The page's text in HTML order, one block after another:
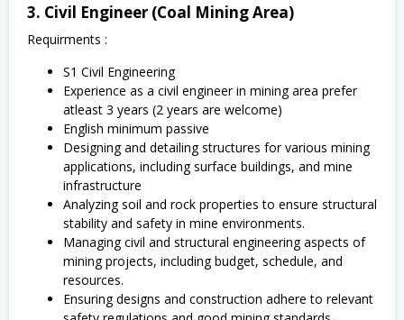
3. Civil Engineer (Coal Mining Area)
Requirments :
S1 Civil Engineering
Experience as a civil engineer in mining area prefer
atleast 3 years (2 years are welcome)
English minimum passive
Designing and detailing structures for various mining
applications, including surface buildings, and mine
infrastructure
Analyzing soil and rock properties to ensure structural
stability and safety in mine environments.
Managing civil and structural engineering aspects of
mining projects, including budget, schedule, and
resources.
Ensuring designs and construction adhere to relevant